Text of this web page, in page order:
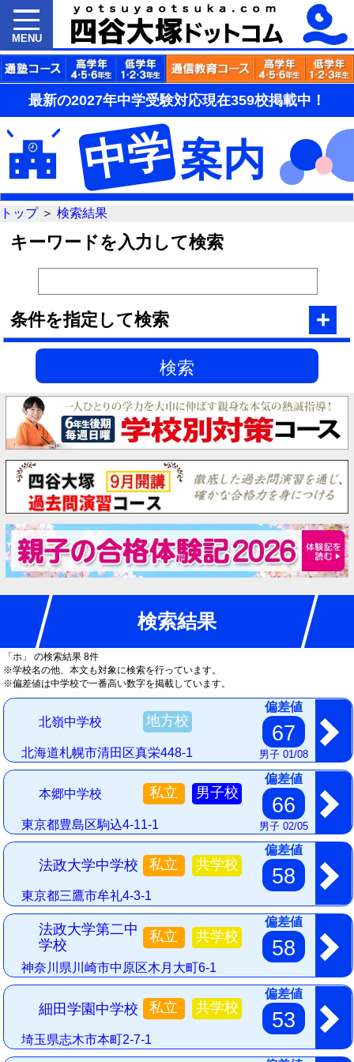
MENU
最新の2027年中学受験対応現在359校掲載中！
中学案内
トップ＞ 検索結果
キーワードを入力して検索
条件を指定して検索 +
検索
検索結果
「ホ」 の検索結果 8件
※学校名の他、本文も対象に検索を行っています。
※偏差値は中学校で一番高い数字を掲載しています。
北嶺中学校 地方校
北海道札幌市清田区真栄448-1
偏差値
67
男子 01/08
本郷中学校 私立 男子校
東京都豊島区駒込4-11-1
偏差値
66
男子 02/05
法政大学中学校 私立 共学校
東京都三鷹市牟礼4-3-1
偏差値
58
法政大学第二中
学校
私立 共学校
神奈川県川崎市中原区木月大町6-1
偏差値
58
細田学園中学校 私立 共学校
埼玉県志木市本町2-7-1
偏差値
53